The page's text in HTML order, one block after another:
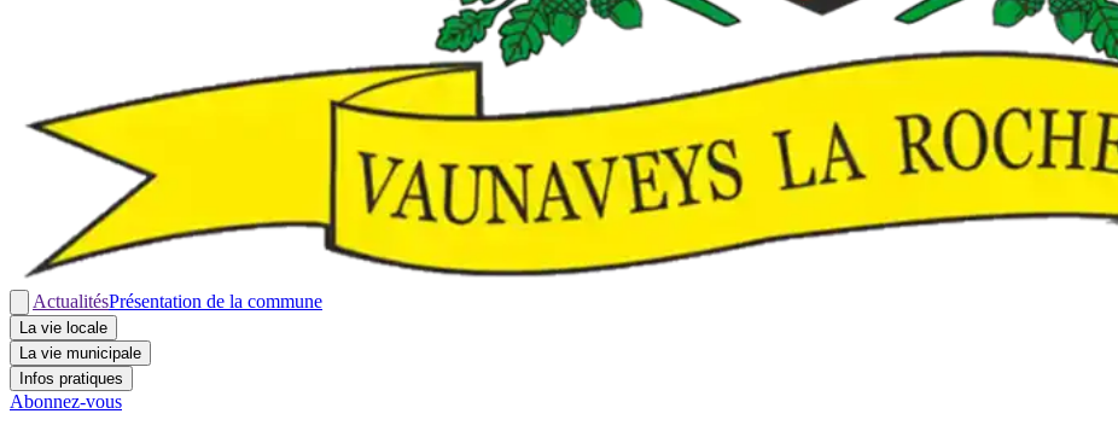
ActualitésPrésentation de la commune
La vie locale
La vie municipale
Infos pratiques
Abonnez-vous